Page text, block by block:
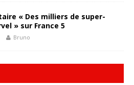
« Des milliers de super-
» sur France 5
Bruno